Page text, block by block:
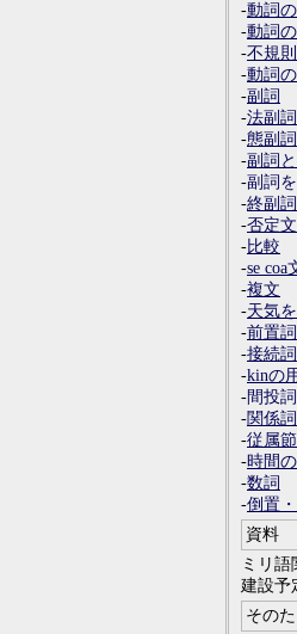
-動詞
-動詞
-不規
-動詞
-副詞
-法副詞
-態副詞
-副詞
-副詞
-終副詞
-否定
-比較
-se coa
-複文
-天気
-前置詞
-接続詞
-kinの
-間投詞
-関係詞
-従属
-時間
-数詞
-倒置
資料
ミリ語
建設予
そのた